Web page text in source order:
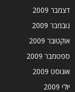
דצמבר 2009
נובמבר 2009
אוקטובר 2009
ספטמבר 2009
אוגוסט 2009
יולי 2009